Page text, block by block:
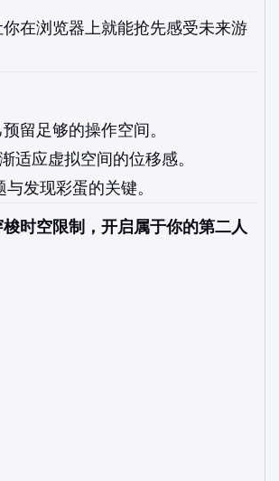
在浏览器上就能抢先感受未来游
留足够的操作空间。
适应虚拟空间的位移感。
发现彩蛋的关键。
时空限制，开启属于你的第二人